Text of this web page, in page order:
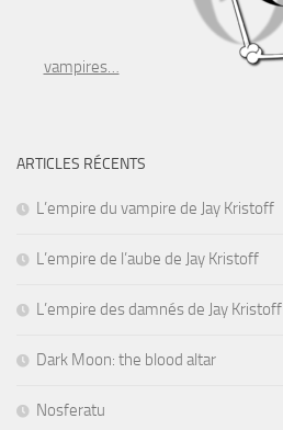
vampires…
ARTICLES RÉCENTS
L’empire du vampire de Jay Kristoff
L’empire de l’aube de Jay Kristoff
L’empire des damnés de Jay Kristoff
Dark Moon: the blood altar
Nosferatu